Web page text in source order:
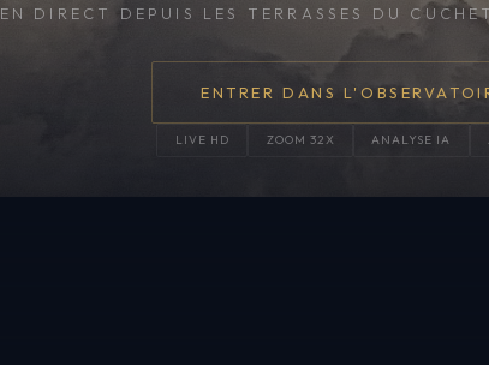
EN DIRECT DEPUIS LES TERRASSES DU
ENTRER DANS
LIVE HD ZOOM 32X ANALYSE IA